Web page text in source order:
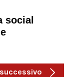
social